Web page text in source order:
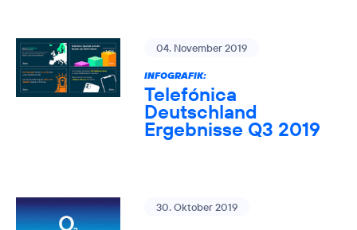
04. November 2019
INFOGRAFIK:
Telefónica
Deutschland
Ergebnisse Q3 2019
30. Oktober 2019